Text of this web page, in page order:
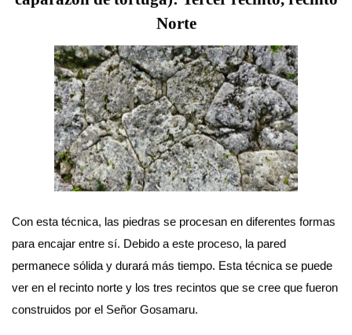
Norte
Con esta técnica, las piedras se procesan en diferentes formas
para encajar entre sí. Debido a este proceso, la pared
permanece sólida y durará más tiempo. Esta técnica se puede
ver en el recinto norte y los tres recintos que se cree que fueron
construidos por el Señor Gosamaru.